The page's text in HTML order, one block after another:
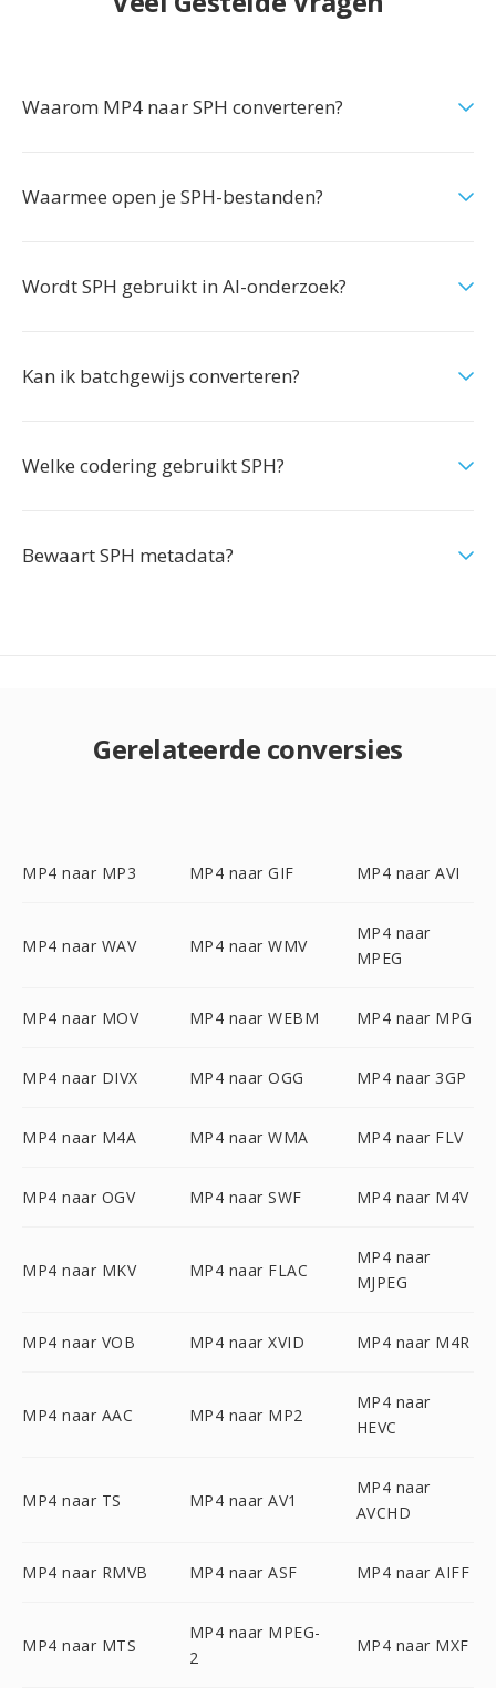
Waarom MP4 naar SPH converteren?
Waarmee open je SPH-bestanden?
Wordt SPH gebruikt in AI-onderzoek?
Kan ik batchgewijs converteren?
Welke codering gebruikt SPH?
Bewaart SPH metadata?
Gerelateerde conversies
MP4 naar MP3 MP4 naar GIF MP4 naar AVI
MP4 naar WAV MP4 naar WMV
MP4 naar
MPEG
MP4 naar MOV MP4 naar WEBM MP4 naar MPG
MP4 naar DIVX MP4 naar OGG MP4 naar 3GP
MP4 naar M4A MP4 naar WMA MP4 naar FLV
MP4 naar OGV MP4 naar SWF MP4 naar M4V
MP4 naar MKV MP4 naar FLAC
MP4 naar
MJPEG
MP4 naar VOB MP4 naar XVID MP4 naar M4R
MP4 naar AAC MP4 naar MP2
MP4 naar
HEVC
MP4 naar TS MP4 naar AV1
MP4 naar
AVCHD
MP4 naar RMVB MP4 naar ASF MP4 naar AIFF
MP4 naar MTS
MP4 naar MPEG-
2
MP4 naar MXF